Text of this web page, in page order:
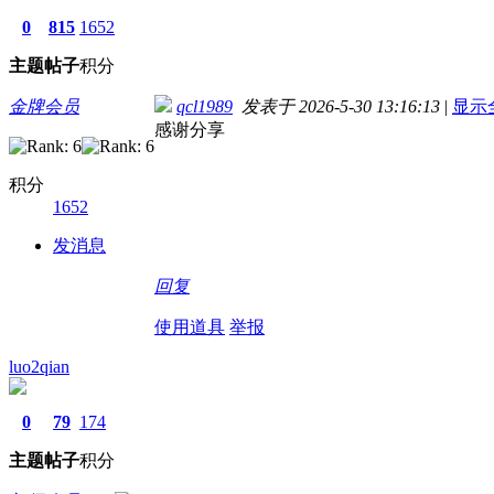
0
主题
815
帖子
1652
积分
金牌会员
积分
1652
发消息
qcl1989 发表于 2026-5-30 13:16:13 | 显示
感谢分享
回复
使用道具 举报
luo2qian
0
主题
79
帖子
174
积分